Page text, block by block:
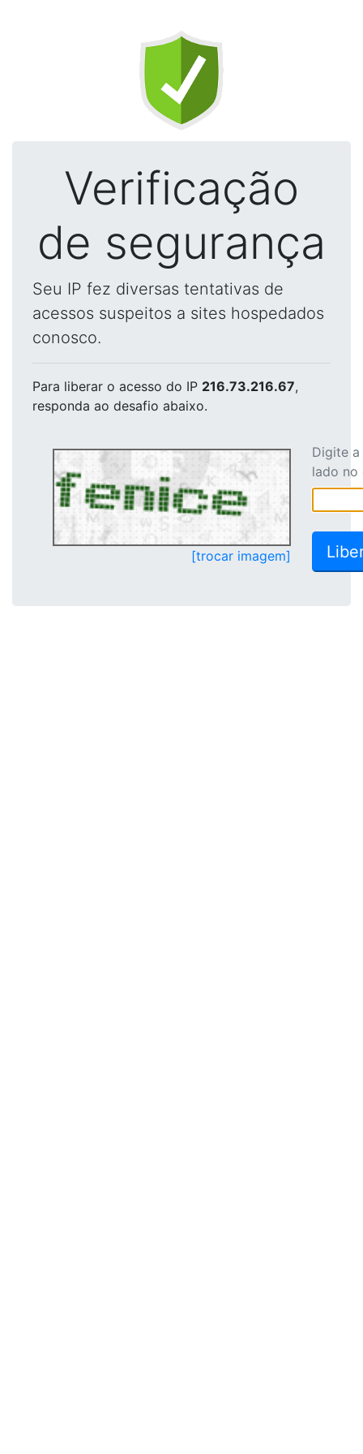
Verificação
de segurança
Seu IP fez diversas tentativas de
acessos suspeitos a sites hospedados
conosco.
Para liberar o acesso do IP 216.73.216.67,
responda ao desafio abaixo.
[trocar imagem]
Digite
lado no